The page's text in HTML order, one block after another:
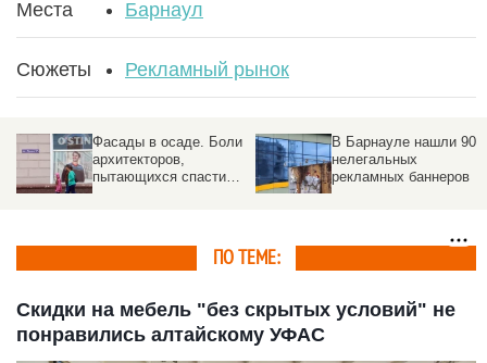
Места Барнаул
Сюжеты Рекламный рынок
Фасады в осаде. Боли
архитекторов,
пытающихся спасти
В Барнауле нашли 90
нелегальных
рекламных баннеров
ПО ТЕМЕ:
Скидки на мебель "без скрытых условий" не
понравились алтайскому УФАС